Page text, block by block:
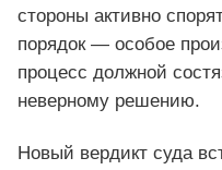
стороны активно
порядок — особое
процесс должной
неверному решению.
Новый вердикт суда